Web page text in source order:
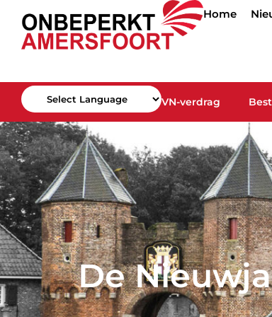
Home
Powered by
VN-verdrag
De